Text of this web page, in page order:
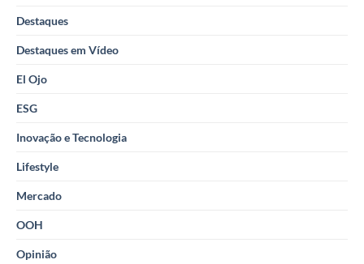
Destaques
Destaques em Vídeo
El Ojo
ESG
Inovação e Tecnologia
Lifestyle
Mercado
OOH
Opinião